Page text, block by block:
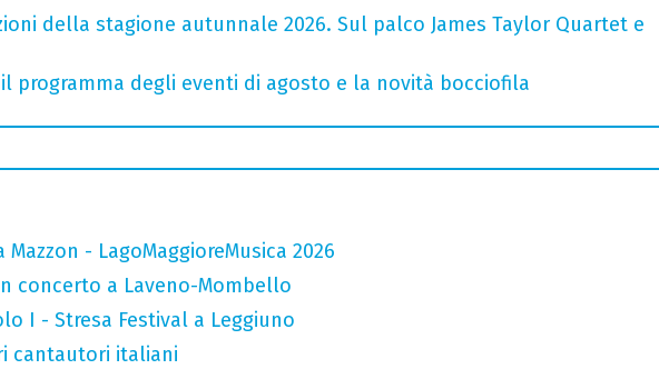
della stagione autunnale 2026. Sul palco James Taylor Quartet e
il programma degli eventi di agosto e la novità bocciofila
- LagoMaggioreMusica 2026
concerto a Laveno-Mombello
I - Stresa Festival a Leggiuno
cantautori italiani